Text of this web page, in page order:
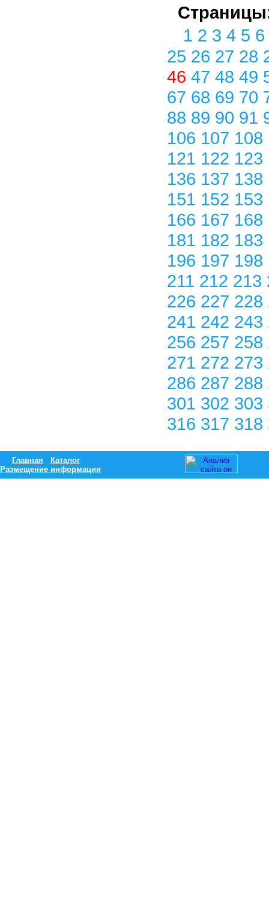
1 2 3 4 5 6
25 26 27 28
46 47 48 49
67 68 69 70
88 89 90 91
106 107 108
121 122 123
136 137 138
151 152 153
166 167 168
181 182 183
196 197 198
211 212 213
226 227 228
241 242 243
256 257 258
271 272 273
286 287 288
301 302 303
316 317 318
Главная
Каталог
Размещение информации